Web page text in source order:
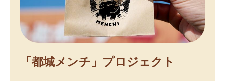
「都城メンチ」プロジェクト